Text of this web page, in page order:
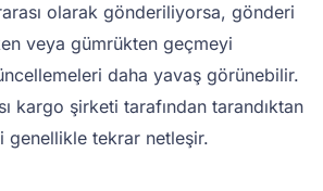
olarak gönderiliyorsa, gönderi
veya gümrükten geçmeyi
daha yavaş görünebilir.
kargo şirketi tarafından tarandıktan
genellikle tekrar netleşir.